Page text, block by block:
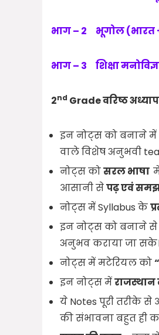
भाग – 2 भूगोल (भारत
भाग – 3 शिक्षा
2nd Grade वरिष्ठ
इन नोट्स को बनाने में
वाले विशेष अनुभवी
नोट्स कोसरल भाषा
आसानी सेपढ़ एवं
नोट्स में Syllabus के
इन नोट्स को बनाने से
अनुभव कराया जा सके।
नोट्स में मटेरियल को
इन नोट्स मेंराजस्थान
ये Notes पूरी तरीके
की संभावना बहुत ही